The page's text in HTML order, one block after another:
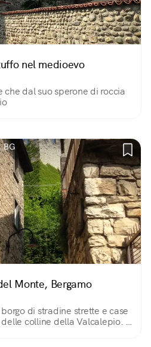
nel medioevo
che dal suo sperone di roccia
BG
Monte, Bergamo
di stradine strette e case
colline della Valcalepio. A